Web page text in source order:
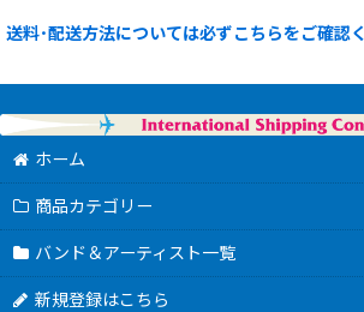
送料･配送方法については必ずこちらをご確認く
ホーム
商品カテゴリー
バンド＆アーティスト一覧
新規登録はこちら